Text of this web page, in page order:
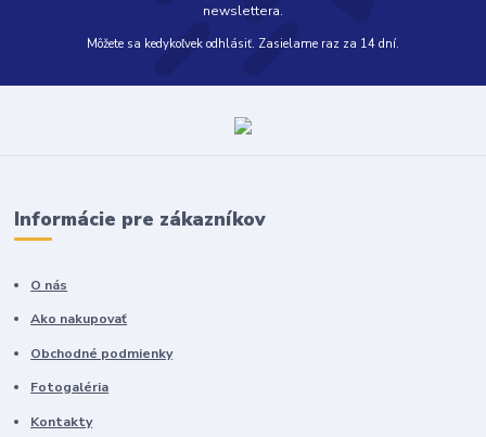
newslettera.
Môžete sa kedykoľvek odhlásiť. Zasielame raz za 14 dní.
Informácie pre zákazníkov
O nás
Ako nakupovať
Obchodné podmienky
Fotogaléria
Kontakty